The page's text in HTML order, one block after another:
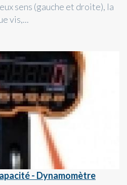
sens (gauche et droite), la
vis,...
- Dynamomètre